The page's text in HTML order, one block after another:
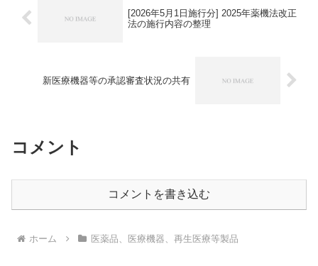
[2026年5月1日施行分] 2025年薬機法改正
法の施行内容の整理
新医療機器等の承認審査状況の共有
コメント
コメントを書き込む
ホーム 医薬品、医療機器、再生医療等製品